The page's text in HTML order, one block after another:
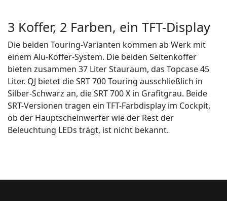
3 Koffer, 2 Farben, ein TFT-Display
Die beiden Touring-Varianten kommen ab Werk mit
einem Alu-Koffer-System. Die beiden Seitenkoffer
bieten zusammen 37 Liter Stauraum, das Topcase 45
Liter. QJ bietet die SRT 700 Touring ausschließlich in
Silber-Schwarz an, die SRT 700 X in Grafitgrau. Beide
SRT-Versionen tragen ein TFT-Farbdisplay im Cockpit,
ob der Hauptscheinwerfer wie der Rest der
Beleuchtung LEDs trägt, ist nicht bekannt.